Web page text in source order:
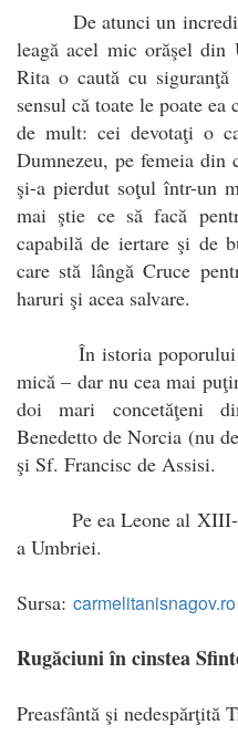
De atunci un
leagă acel mic orăşel din
Rita o caută cu
sensul că toate le poate
de mult: cei devotaţi o
Dumnezeu, pe femeia din
şi-a pierdut soţul într-un
mai ştie ce să facă
capabilă de iertare şi de
care stă lângă Cruce
haruri şi acea salvare.
În istoria poporului
mică – dar nu cea mai
doi mari concetăţeni
Benedetto de Norcia (nu
şi Sf. Francisc de Assisi.
Pe ea Leone al XIII-
a Umbriei.
Sursa: carmelitanisnagov.ro
Rugăciuni în cinstea
Preasfântă şi nedespărţită